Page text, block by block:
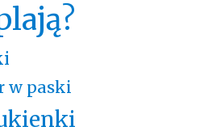
w paski